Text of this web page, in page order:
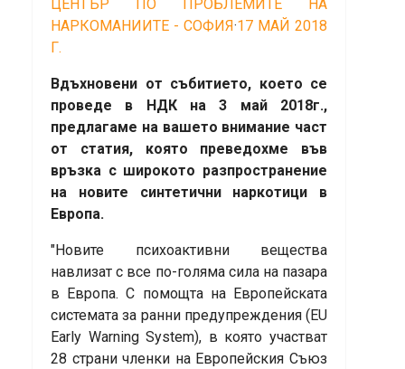
ЦЕНТЪР ПО ПРОБЛЕМИТЕ НА
НАРКОМАНИИТЕ - СОФИЯ·17 МАЙ 2018
Г.
Вдъхновени от събитието, което се
проведе в НДК на 3 май 2018г.,
предлагаме на вашето внимание част
от статия, която преведохме във
връзка с широкото разпространение
на новите синтетични наркотици в
Европа.
"Новите психоактивни вещества
навлизат с все по-голяма сила на пазара
в Европа. С помощта на Европейската
системата за ранни предупреждения (EU
Early Warning System), в която участват
28 страни членки на Европейския Съюз